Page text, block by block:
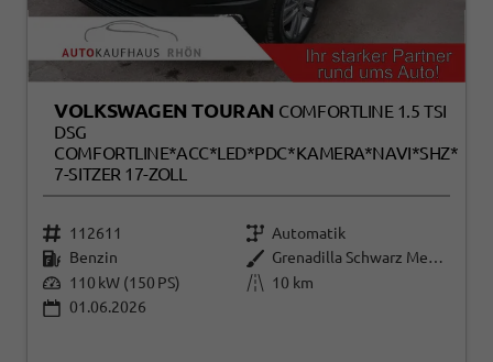
VOLKSWAGEN TOURAN COMFORTLINE 1.5 TSI
DSG
COMFORTLINE*ACC*LED*PDC*KAMERA*NAVI*SHZ*
7-SITZER 17-ZOLL
112611
Automatik
Benzin
Grenadilla Schwarz Metallic
110 kW (150 PS)
10 km
01.06.2026